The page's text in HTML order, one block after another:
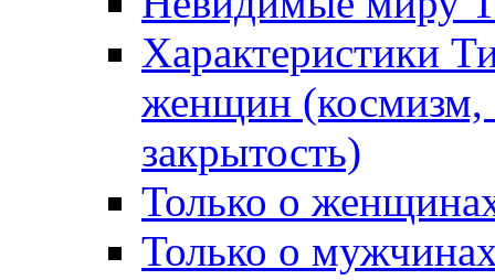
Характеристики
женщин (космизм,
закрытость)
Только о
Только о